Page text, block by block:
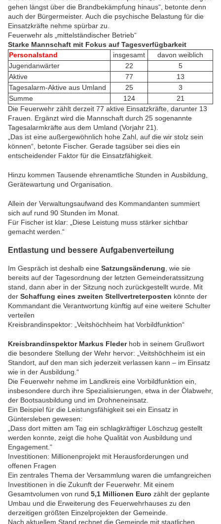
gehen längst über die Brandbekämpfung hinaus“, betonte denn
auch der Bürgermeister. Auch die psychische Belastung für die
Einsatzkräfte nehme spürbar zu.
Feuerwehr als „mittelständischer Betrieb“
Starke Mannschaft mit Fokus auf Tagesverfügbarkeit
Personalstand
insgesamt
davon weiblich
Jugendanwärter
22
5
Aktive
77
13
Tagesalarm-Aktive aus Umland
25
3
Summe
124
21
Die Feuerwehr zählt derzeit 77 aktive Einsatzkräfte, darunter 13
Frauen. Ergänzt wird die Mannschaft durch 25 sogenannte
Tagesalarmkräfte aus dem Umland (Vorjahr 21).
„Das ist eine außergewöhnlich hohe Zahl, auf die wir stolz sein
können“, betonte Fischer. Gerade tagsüber sei dies ein
entscheidender Faktor für die Einsatzfähigkeit.
Hinzu kommen Tausende ehrenamtliche Stunden in Ausbildung,
Gerätewartung und Organisation.
Allein der Verwaltungsaufwand des Kommandanten summiert
sich auf rund 90 Stunden im Monat.
Für Fischer ist klar: „Diese Leistung muss stärker sichtbar
gemacht werden.“
Entlastung und bessere Aufgabenverteilung
Im Gespräch ist deshalb eine Satzungsänderung , wie sie
bereits auf der Tagesordnung der letzten Gemeinderatssitzung
stand, dann aber in der Sitzung noch zurückgestellt wurde. Mit
der Schaffung eines zweiten Stellvertreterposten könnte der
Kommandant die Verantwortung künftig auf eine weitere Schulter
verteilen
Kreisbrandinspektor: „Veitshöchheim hat Vorbildfunktion“
Kreisbrandinspektor Markus Fleder hob in seinem Grußwort
die besondere Stellung der Wehr hervor: „Veitshöchheim ist ein
Standort, auf den man sich jederzeit verlassen kann – im Einsatz
wie in der Ausbildung.“
Die Feuerwehr nehme im Landkreis eine Vorbildfunktion ein,
insbesondere durch ihre Spezialisierungen, etwa in der Ölabwehr,
der Bootsausbildung und im Drohneneinsatz.
Ein Beispiel für die Leistungsfähigkeit sei ein Einsatz in
Güntersleben gewesen:
„Dass dort mitten am Tag ein schlagkräftiger Löschzug gestellt
werden konnte, zeigt die hohe Qualität von Ausbildung und
Engagement.“
Investitionen: Millionenprojekt mit Herausforderungen und
offenen Fragen
Ein zentrales Thema der Versammlung waren die umfangreichen
Investitionen in die Zukunft der Feuerwehr. Mit einem
Gesamtvolumen von rund 5,1 Millionen Euro zählt der geplante
Umbau und die Erweiterung des Feuerwehrhauses zu den
derzeitigen größten Einzelprojekten der Gemeinde.
Nach aktuellem Stand rechnet die Gemeinde mit staatlichen